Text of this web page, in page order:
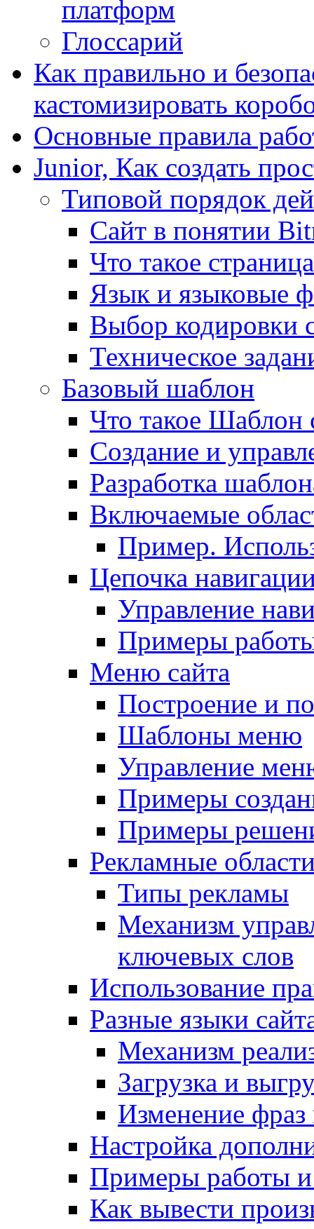
платформ
Глоссарий
Как правильно и
кастомизировать
Основные правила
Junior, Как создать
Типовой порядок
Сайт в понятии
Что такое страница
Язык и языковые
Выбор кодировки
Техническое
Базовый шаблон
Что такое Шаблон
Создание и
Разработка
Включаемые
Пример.
Цепочка
Управление
Примеры
Меню сайта
Построение и
Шаблоны меню
Управление
Примеры
Примеры
Рекламные
Типы рекламы
Механизм
ключевых слов
Использование
Разные языки
Механизм
Загрузка и
Изменение
Настройка
Примеры работы
Как вывести